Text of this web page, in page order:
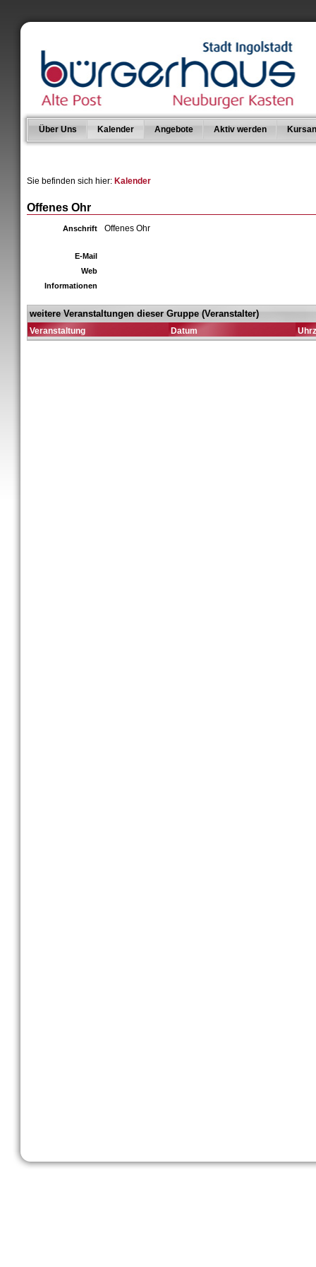
Über Uns Kalender Angebote Aktiv werden
Sie befinden sich hier: Kalender
Offenes Ohr
Anschrift Offenes Ohr
E-Mail
Web
Informationen
weitere Veranstaltungen dieser Gruppe (Veranstalter)
Veranstaltung Datum